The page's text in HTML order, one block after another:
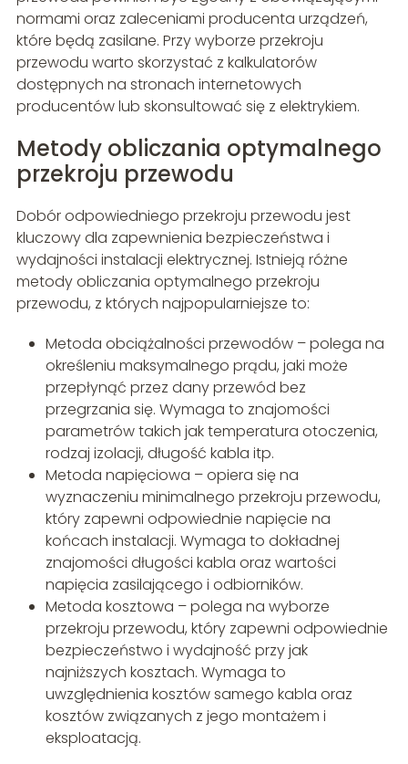
normami oraz zaleceniami producenta urządzeń,
które będą zasilane. Przy wyborze przekroju
przewodu warto skorzystać z kalkulatorów
dostępnych na stronach internetowych
producentów lub skonsultować się z elektrykiem.
Metody obliczania optymalnego
przekroju przewodu
Dobór odpowiedniego przekroju przewodu jest
kluczowy dla zapewnienia bezpieczeństwa i
wydajności instalacji elektrycznej. Istnieją różne
metody obliczania optymalnego przekroju
przewodu, z których najpopularniejsze to:
Metoda obciążalności przewodów – polega na
określeniu maksymalnego prądu, jaki może
przepłynąć przez dany przewód bez
przegrzania się. Wymaga to znajomości
parametrów takich jak temperatura otoczenia,
rodzaj izolacji, długość kabla itp.
Metoda napięciowa – opiera się na
wyznaczeniu minimalnego przekroju przewodu,
który zapewni odpowiednie napięcie na
końcach instalacji. Wymaga to dokładnej
znajomości długości kabla oraz wartości
napięcia zasilającego i odbiorników.
Metoda kosztowa – polega na wyborze
przekroju przewodu, który zapewni odpowiednie
bezpieczeństwo i wydajność przy jak
najniższych kosztach. Wymaga to
uwzględnienia kosztów samego kabla oraz
kosztów związanych z jego montażem i
eksploatacją.